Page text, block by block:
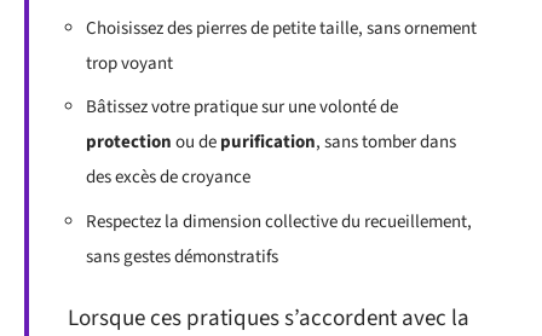
Choisissez des pierres de petite taille, sans ornement
trop voyant
Bâtissez votre pratique sur une volonté de
protectionou depurification, sans tomber dans
des excès de croyance
Respectez la dimension collective du recueillement,
sans gestes démonstratifs
Lorsque ces pratiques s’accordent avec la